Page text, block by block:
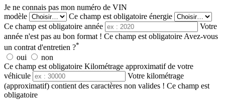
Je ne connais pas mon numéro de VIN
modèle
Ce champ est obligatoire énergie
Ce champ est obligatoire année
Votre
année n'est pas au bon format ! Ce champ est obligatoire Avez-vous
un contrat d'entretien ?*
oui
non
Ce champ est obligatoire Kilométrage approximatif de votre
véhicule
Votre kilométrage
(approximatif) contient des caractères non valides ! Ce champ est
obligatoire